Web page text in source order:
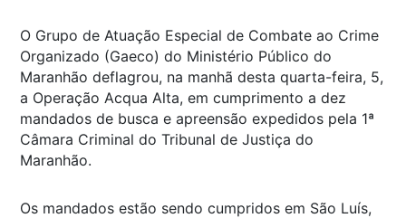
O Grupo de Atuação Especial de Combate ao Crime
Organizado (Gaeco) do Ministério Público do
Maranhão deflagrou, na manhã desta quarta-feira, 5,
a Operação Acqua Alta, em cumprimento a dez
mandados de busca e apreensão expedidos pela 1ª
Câmara Criminal do Tribunal de Justiça do
Maranhão.
Os mandados estão sendo cumpridos em São Luís,